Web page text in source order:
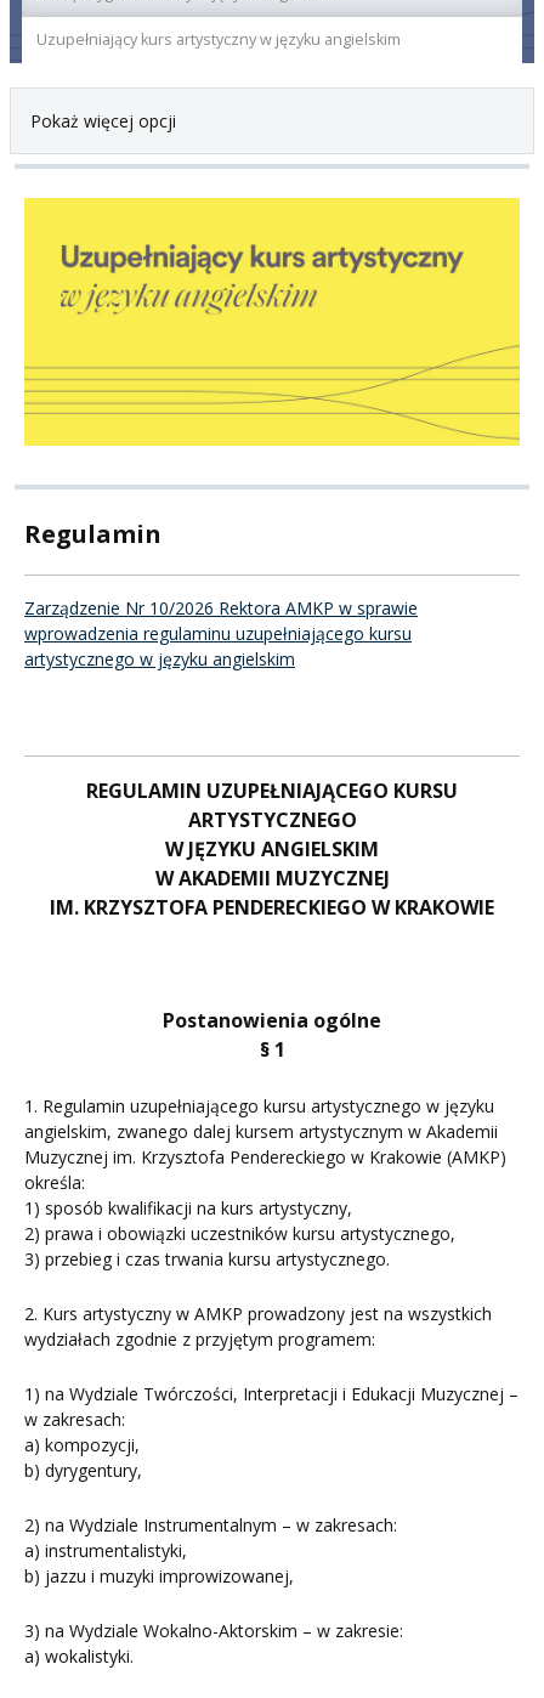
Uzupełniający kurs artystyczny w języku angielskim
Pokaż więcej opcji
Regulamin
Zarządzenie Nr 10/2026 Rektora AMKP w sprawie
wprowadzenia regulaminu uzupełniającego kursu
artystycznego w języku angielskim
REGULAMIN UZUPEŁNIAJĄCEGO KURSU
ARTYSTYCZNEGO
W JĘZYKU ANGIELSKIM
W AKADEMII MUZYCZNEJ
IM. KRZYSZTOFA PENDERECKIEGO W KRAKOWIE
Postanowienia ogólne
§ 1
1. Regulamin uzupełniającego kursu artystycznego w języku
angielskim, zwanego dalej kursem artystycznym w Akademii
Muzycznej im. Krzysztofa Pendereckiego w Krakowie (AMKP)
określa:
1) sposób kwalifikacji na kurs artystyczny,
2) prawa i obowiązki uczestników kursu artystycznego,
3) przebieg i czas trwania kursu artystycznego.
2. Kurs artystyczny w AMKP prowadzony jest na wszystkich
wydziałach zgodnie z przyjętym programem:
1) na Wydziale Twórczości, Interpretacji i Edukacji Muzycznej –
w zakresach:
a) kompozycji,
b) dyrygentury,
2) na Wydziale Instrumentalnym – w zakresach:
a) instrumentalistyki,
b) jazzu i muzyki improwizowanej,
3) na Wydziale Wokalno-Aktorskim – w zakresie:
a) wokalistyki.